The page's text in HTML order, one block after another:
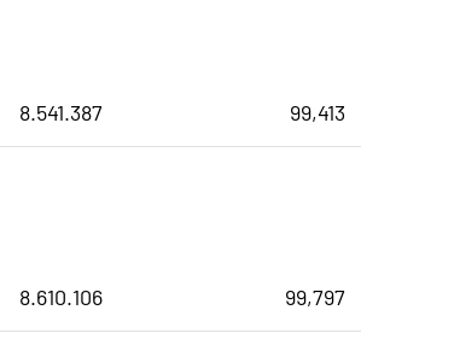
8.541.387 99,413
8.610.106
99,797